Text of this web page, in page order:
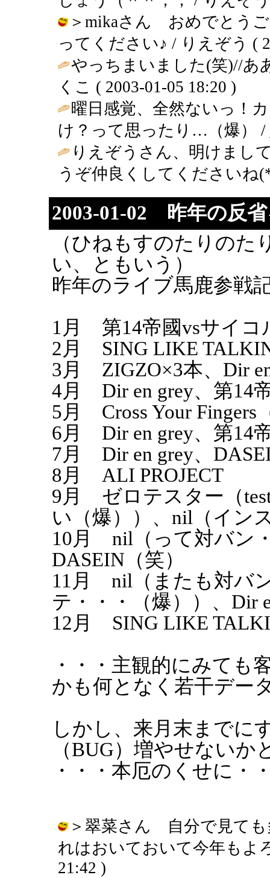
＞mikaさん おめでとう
ってください♪ / りえぞう (
やっちまいました(笑)//あ
くこ ( 2003-01-05 18:20 )
曜日感覚、全然ないっ！
け？って思ったり…（爆） /
りえぞうさん、明けまし
うぞ仲良くしてください
2003-01-02 昨年の反
（ひねもすのたりの
い、ともいう）
昨年のライブ馬鹿参戦
1月 第14帝國vsサイコ
2月 SING LIKE
3月 ZIGZO×3本、Dir
4月 Dir en grey、第14
5月 Cross Your Fingers
6月 Dir en grey、第14
7月 Dir en grey、
8月 ALI PROJECT
9月 ゼロテスター（
い（爆））、nil（イン
10月 nil（って対バン
DASEIN（笑）
11月 nil（またも対バ
テ・・・（爆））、Dir
12月 SING LIKE
・・・主観的にみても
かも何となく若干デー
しかし、来月末までに
（BUG）増やせないか
・・・本厄のくせに・
＞翠菜さん 自分で見ても
れはおいておいて今年もよ
21:42 )